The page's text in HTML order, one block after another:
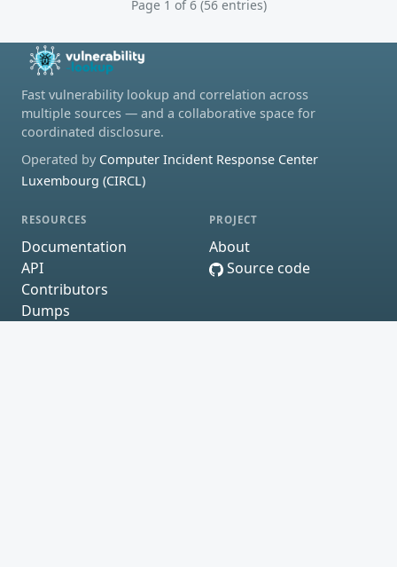
Page 1 of 6 (56 entries)
Fast vulnerability lookup and correlation across
multiple sources — and a collaborative space for
coordinated disclosure.
Operated by Computer Incident Response Center
Luxembourg (CIRCL)
RESOURCES
Documentation
API
Contributors
Dumps
PROJECT
About
Source code